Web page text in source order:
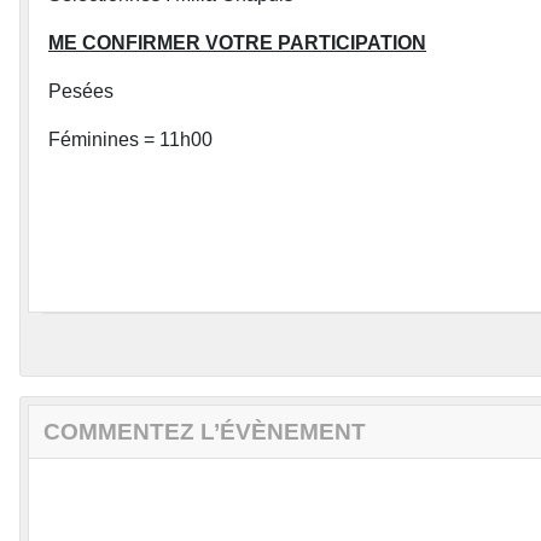
ME CONFIRMER VOTRE PARTICIPATION
Pesées
Féminines = 11h00
COMMENTEZ L’ÉVÈNEMENT